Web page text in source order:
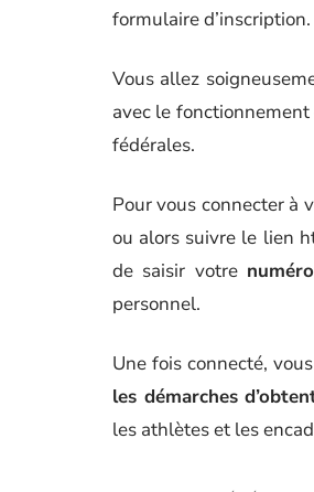
formulaire d’inscription.
Vous allez
avec le
fédérales.
Pour vous connecter à
ou alors suivre le lien
de saisir votre
personnel.
Une fois connecté,
les démarches
les athlètes et les